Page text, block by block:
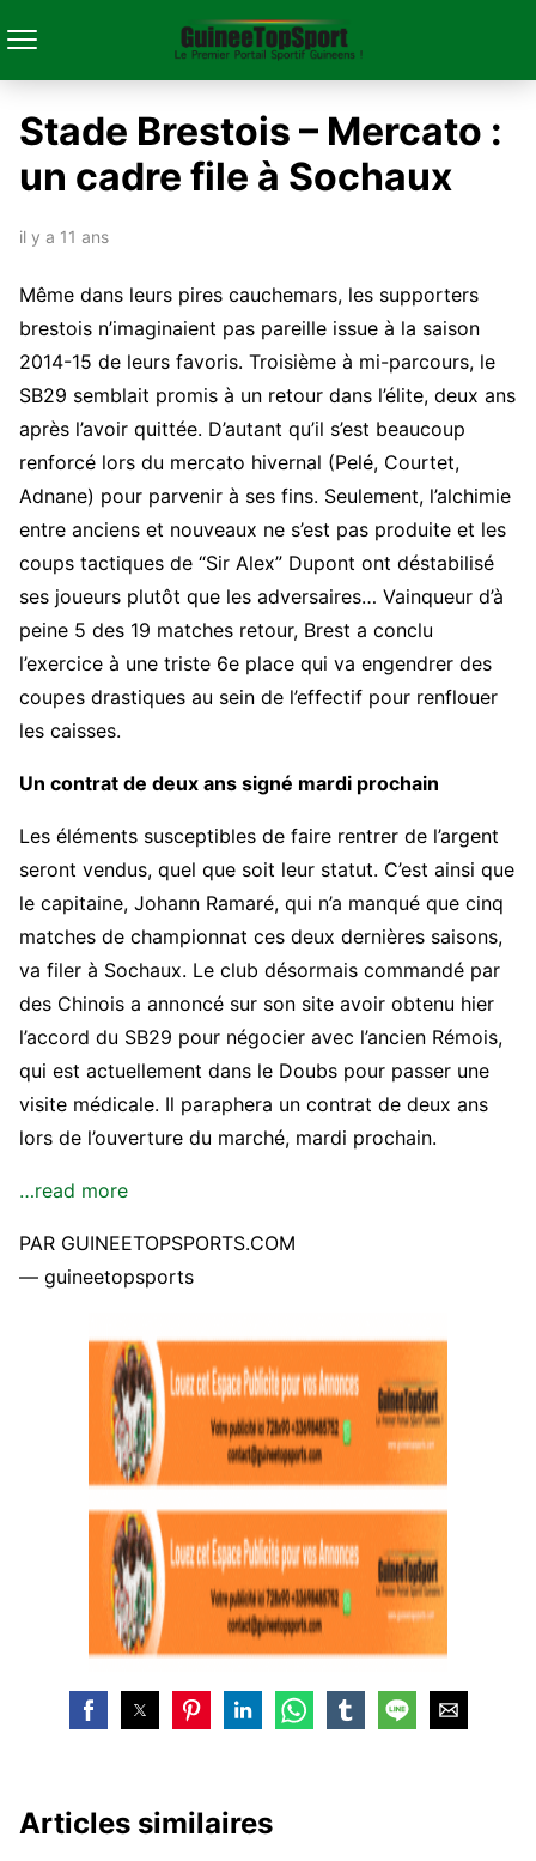
Stade Brestois – Mercato :
un cadre file à Sochaux
il y a 11 ans
Même dans leurs pires cauchemars, les supporters
brestois n’imaginaient pas pareille issue à la saison
2014-15 de leurs favoris. Troisième à mi-parcours, le
SB29 semblait promis à un retour dans l’élite, deux ans
après l’avoir quittée. D’autant qu’il s’est beaucoup
renforcé lors du mercato hivernal (Pelé, Courtet,
Adnane) pour parvenir à ses fins. Seulement, l’alchimie
entre anciens et nouveaux ne s’est pas produite et les
coups tactiques de “Sir Alex” Dupont ont déstabilisé
ses joueurs plutôt que les adversaires… Vainqueur d’à
peine 5 des 19 matches retour, Brest a conclu
l’exercice à une triste 6e place qui va engendrer des
coupes drastiques au sein de l’effectif pour renflouer
les caisses.
Un contrat de deux ans signé mardi prochain
Les éléments susceptibles de faire rentrer de l’argent
seront vendus, quel que soit leur statut. C’est ainsi que
le capitaine, Johann Ramaré, qui n’a manqué que cinq
matches de championnat ces deux dernières saisons,
va filer à Sochaux. Le club désormais commandé par
des Chinois a annoncé sur son site avoir obtenu hier
l’accord du SB29 pour négocier avec l’ancien Rémois,
qui est actuellement dans le Doubs pour passer une
visite médicale. Il paraphera un contrat de deux ans
lors de l’ouverture du marché, mardi prochain.
…read more
PAR GUINEETOPSPORTS.COM
— guineetopsports
Articles similaires